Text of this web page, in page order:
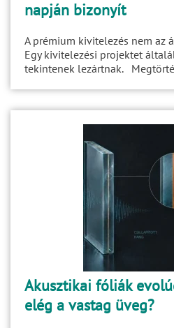
napján bizonyít
A prémium kivitelezés nem az
Egy kivitelezési projektet
tekintenek lezártnak.
Akusztikai fóliák
elég a vastag üveg?